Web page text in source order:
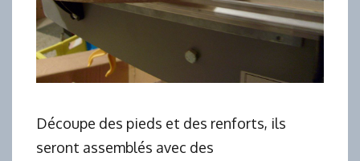
Découpe des pieds et des renforts, ils
seront assemblés avec des